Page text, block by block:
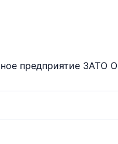
предприятие ЗАТО